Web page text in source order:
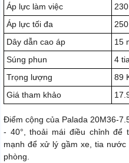
Áp lực làm việc
Áp lực tối đa
Dây dẫn cao áp
15
Súng phun
4
Trọng lượng
89
Giá tham khảo
Điểm cộng của Palada 20M36-
- 40°, thoải mái điều chỉnh để
mạnh để xử lý gầm xe, tia
phòng.